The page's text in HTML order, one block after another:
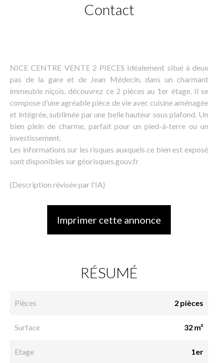
Contact
NICE CENTRE VENTE 2 PIECES Idéalement situé à deux
pas de la gare et de Jean Médecin, dans un charmant
immeuble niçois, découvrez ce 2 pièces au 1er étage. Il se
compose d’une agréable pièce de vie avec cuisine aménagée
et intégrée, sublimée par une belle hauteur sous plafond. Un
bien plein de charme, parfait pour un pied-à-terre ou un
investissement.
Les informations sur les risques auxquels ce bien est exposé
sont disponibles sur géorisques.gouv.fr
(Description révisée par l'IA)
Imprimer cette annonce
RÉSUMÉ
Pièces 2 pièces
Surface 32 m²
Etage 1er